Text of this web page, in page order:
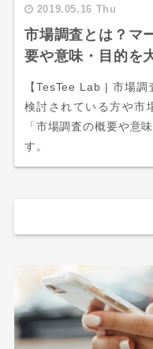
2019.05.16 Thu
市場調査とは？マ
要や意味・目的を
【TesTee Lab | 市場
検討されている方や市
「市場調査の概要や意
す。